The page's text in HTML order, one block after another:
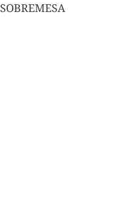
SOBREMESA